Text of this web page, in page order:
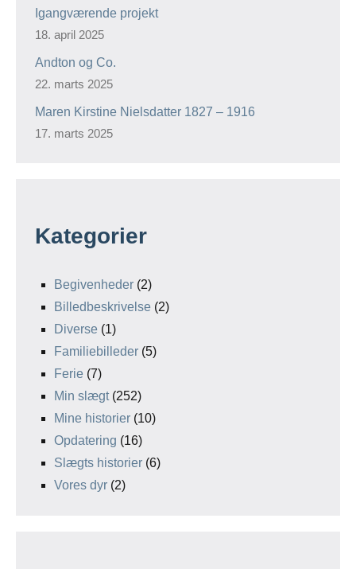
Igangværende projekt
18. april 2025
Andton og Co.
22. marts 2025
Maren Kirstine Nielsdatter 1827 – 1916
17. marts 2025
Kategorier
Begivenheder (2)
Billedbeskrivelse (2)
Diverse (1)
Familiebilleder (5)
Ferie (7)
Min slægt(252)
Mine historier (10)
Opdatering (16)
Slægts historier (6)
Vores dyr (2)